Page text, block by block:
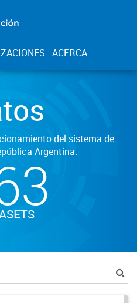
ACERCA
del sistema de
Argentina.